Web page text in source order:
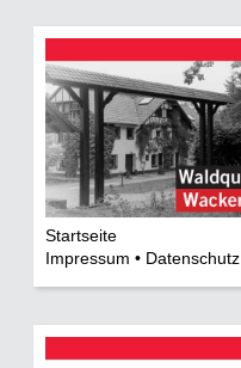
Startseite
Impressum • Datenschutz